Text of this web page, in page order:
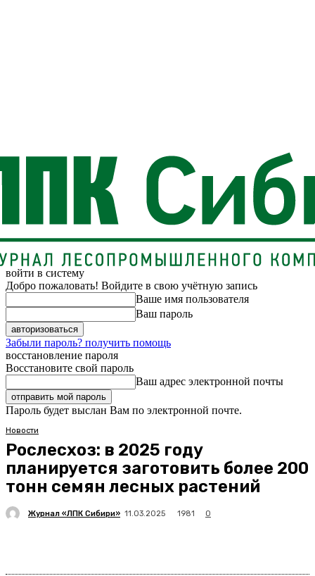
войти в систему
Добро пожаловать! Войдите в свою учётную запись
Ваше имя пользователя
Ваш пароль
Забыли пароль? получить помощь
восстановление пароля
Восстановите свой пароль
Ваш адрес электронной почты
Пароль будет выслан Вам по электронной почте.
Новости
Рослесхоз: в 2025 году
планируется заготовить более 200
тонн семян лесных растений
Журнал «ЛПК Сибири» 11.03.2025 1981 0